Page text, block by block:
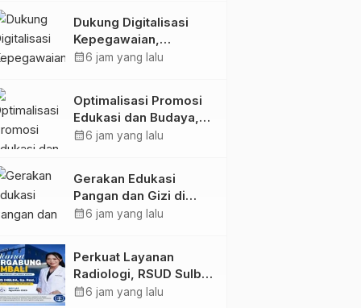
Dukung Digitalisasi
Kepegawaian,
DPMPTSP Sulbar Siap
calendar_month6 jam yang lalu
Optimalisasi Promosi
Edukasi dan Budaya,
Anjungan Provinsi
Bersama Sky World
TMII
calendar_month6 jam yang lalu
Gerakan Edukasi
Pangan dan Gizi di
Mamasa: Tingkatkan
dalam Pemenuhan Gizi
calendar_month6 jam yang lalu
Perkuat Layanan
Radiologi, RSUD Sulbar
Sambut Kembali dr. Iis
calendar_month6 jam yang lalu